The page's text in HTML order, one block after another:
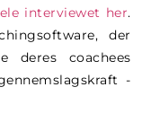
interviewet her.
der
deres coachees
-